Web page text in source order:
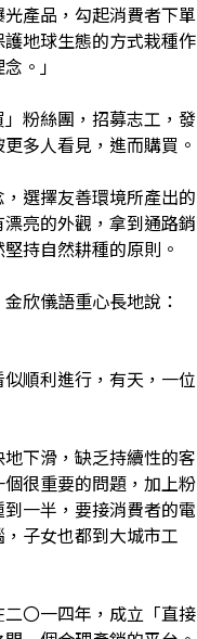
產品，勾起消費者下單
地球生態的方式栽種作
。」
粉絲團，招募志工，發
多人看見，進而購買。
選擇友善環境所產出的
亮的外觀，拿到通路銷
持自然耕種的原則。
欣儀語重心長地說：
順利進行，有天，一位
下滑，缺乏持續性的客
很重要的問題，加上粉
一半，要接消費者的電
子女也都到大城市工
〇一四年，成立「直接